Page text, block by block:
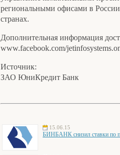
региональными офисами в
странах.
Дополнительная информация
www.facebook.com/
Источник:
ЗАО ЮниКредит Банк
15.06.15
БИНБАНК снизил ставки по